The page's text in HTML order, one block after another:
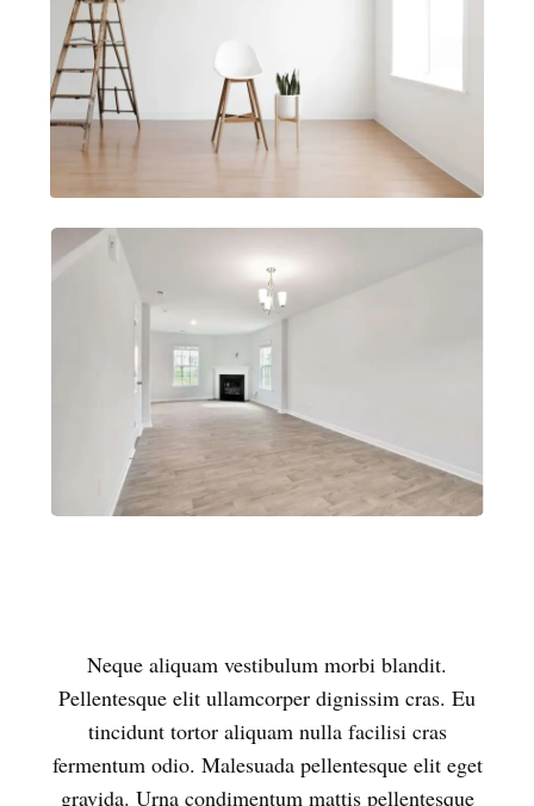
Neque aliquam vestibulum morbi blandit.
Pellentesque elit ullamcorper dignissim cras. Eu
tincidunt tortor aliquam nulla facilisi cras
fermentum odio. Malesuada pellentesque elit eget
gravida. Urna condimentum mattis pellentesque